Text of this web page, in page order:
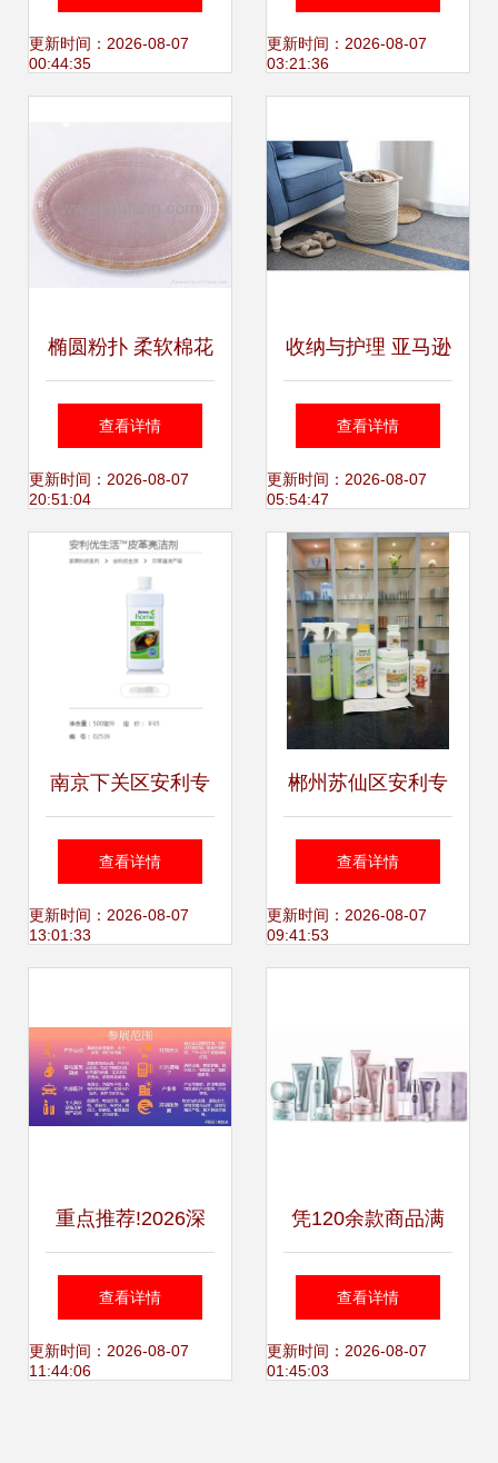
靓丽——陶瓷展会
奏春之序曲
更新时间：2026-08-07
00:44:35
好物，提高你的生
更新时间：2026-08-07
03:21:36
椭圆粉扑 柔软棉花
糖般的妆面试体
验，让裸妆更贴合
娇嫩肌肤——揭
秘‘家居护理’概念究
竟包藏着怎样的人
查看详情
更新时间：2026-08-07
20:51:04
收纳与护理 亚马逊
家居产品拍摄中的
美学与实用性
查看详情
更新时间：2026-08-07
05:54:47
南京下关区安利专
卖店地址与安利预
洗喷洁剂产品详情
查看详情
更新时间：2026-08-07
13:01:33
郴州苏仙区安利专
卖店 家居护理用品
的品质之选
查看详情
更新时间：2026-08-07
09:41:53
重点推荐!2026深
圳国际跨境电商交
易会 | 直通海外市
查看详情
更新时间：2026-08-07
11:44:06
凭120余款商品满
498元即赠会员
卡，李老板开启惠
查看详情
更新时间：2026-08-07
01:45:03